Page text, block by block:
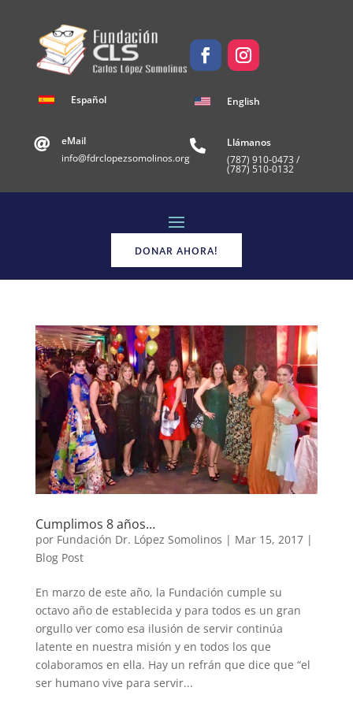
Español

eMail
info@fdrclopezsomolinos.org
English

Llámanos
(787) 910-0473 /
(787) 510-0132
DONAR AHORA!
Cumplimos 8 años…
por Fundación Dr. López Somolinos | Mar 15, 2017|
Blog Post
En marzo de este año, la Fundación cumple su
octavo año de establecida y para todos es un gran
orgullo ver como esa ilusión de servir continúa
latente en nuestra misión y en todos los que
colaboramos en ella. Hay un refrán que dice que “el
ser humano vive para servir...